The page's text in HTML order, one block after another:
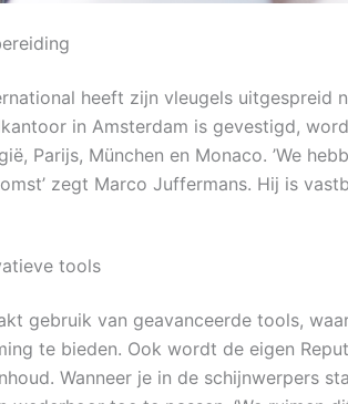
heeft zijn vleugels uitgespreid
in Amsterdam is gevestigd,
Parijs, München en Monaco. ’We
zegt Marco Juffermans. Hij is
tools
gebruik van geavanceerde tools,
te bieden. Ook wordt de eigen
Wanneer je in de schijnwerpers